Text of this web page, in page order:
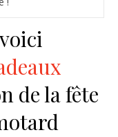
de la fête